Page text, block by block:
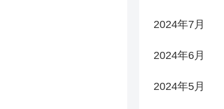
2024年7月
2024年6月
2024年5月